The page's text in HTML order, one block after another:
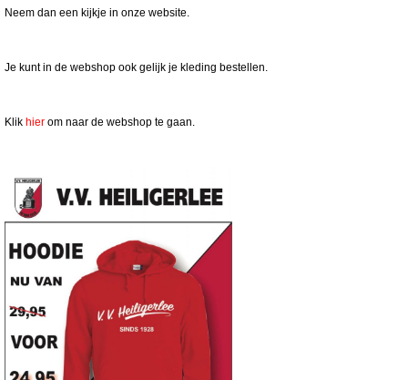
Neem dan een kijkje in onze website.
Je kunt in de webshop ook gelijk je kleding bestellen.
Klik hier om naar de webshop te gaan.